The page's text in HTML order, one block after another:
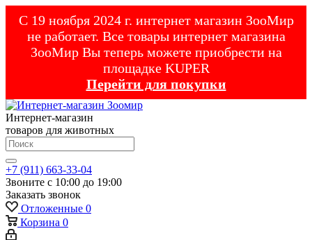
С 19 ноября 2024 г. интернет магазин ЗооМир
не работает. Все товары интернет магазина
ЗооМир Вы теперь можете приобрести на
площадке KUPER
Перейти для покупки
Интернет-магазин
товаров для животных
+7 (911) 663-33-04
Звоните с 10:00 до 19:00
Заказать звонок
Отложенные 0
Корзина 0